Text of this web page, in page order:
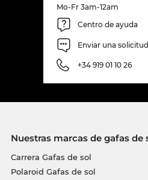
Mo-Fr 3am-12am
Centro de ayuda
Enviar una solicitud
+34 919 01 10 26
Nuestras marcas de gafas de
Carrera Gafas de sol
Polaroid Gafas de sol